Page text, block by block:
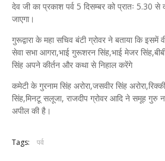
देव जी का प्रकाश पर्व 5 दिसम्बर को प्रातः 5.30
जाएगा।
गुरूद्वारा के महा सचिव बंटी ग्रोवर ने बताया कि इसमें
सेवा सभा आगरा,भाई गुरूशरन सिंह,भाई मेजर
सिंह अपने कीर्तन और कथा से निहाल करेंगे
कमेटी के गुरनाम सिंह अरोरा,जसवीर सिंह
सिंह,मिनटू सलूजा, राजदीप ग्रोवर आदि ने समूह गुरु
अपील की है।
Tags: पर्व